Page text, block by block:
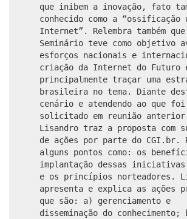
que inibem a inovação, fato
conhecido como a “ossificação
Internet”. Relembra também
Seminário teve como objetivo
esforços nacionais e
criação da Internet do Futuro
principalmente traçar uma
brasileira no tema. Diante
cenário e atendendo ao que foi
solicitado em reunião
Lisandro traz a proposta com
de ações por parte do CGI.br.
alguns pontos como: os
implantação dessas iniciativas
e os princípios norteadores.
apresenta e explica as ações
que são: a) gerenciamento e
disseminação do conhecimento;